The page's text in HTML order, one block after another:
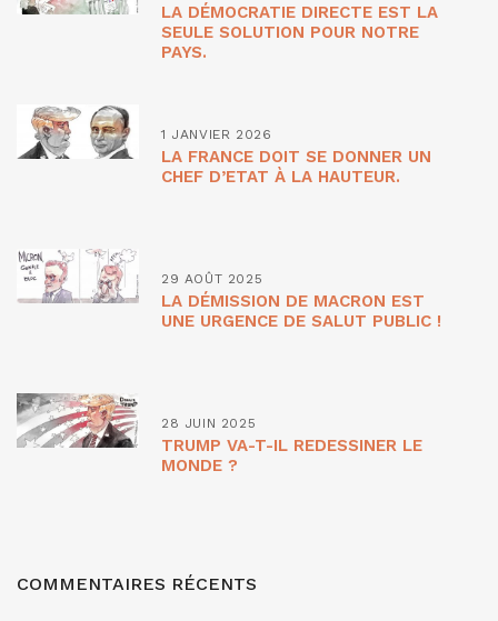
LA DÉMOCRATIE DIRECTE EST LA
SEULE SOLUTION POUR NOTRE
PAYS.
1 JANVIER 2026
LA FRANCE DOIT SE DONNER UN
CHEF D’ETAT À LA HAUTEUR.
29 AOÛT 2025
LA DÉMISSION DE MACRON EST
UNE URGENCE DE SALUT PUBLIC !
28 JUIN 2025
TRUMP VA-T-IL REDESSINER LE
MONDE ?
COMMENTAIRES RÉCENTS